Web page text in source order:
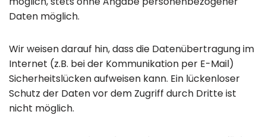
Daten möglich.
Wir weisen darauf hin, dass die Datenübertragung im
Internet (z.B. bei der Kommunikation per E-Mail)
Sicherheitslücken aufweisen kann. Ein lückenloser
Schutz der Daten vor dem Zugriff durch Dritte ist
nicht möglich.